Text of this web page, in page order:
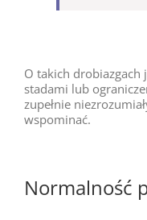
O takich
stadami lub
zupełnie
wspominać.
Normalność